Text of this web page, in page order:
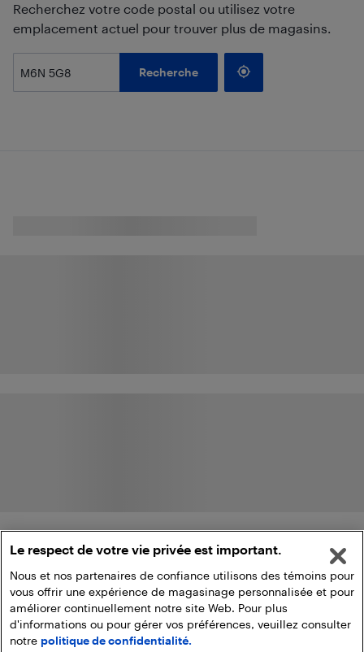
Recherchez votre code postal ou utilisez votre
emplacement actuel pour trouver plus de magasins.
Recherche
Le respect de votre vie privée est important.
Nous et nos partenaires de confiance utilisons des témoins pour
vous offrir une expérience de magasinage personnalisée et pour
améliorer continuellement notre site Web. Pour plus
d'informations ou pour gérer vos préférences, veuillez consulter
notre politique de confidentialité.